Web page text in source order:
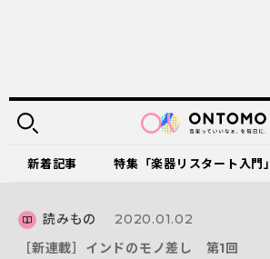
新着記事 特集「楽器リスタート入門」
読みもの
2020.01.02
［新連載］インドのモノ差し 第1回